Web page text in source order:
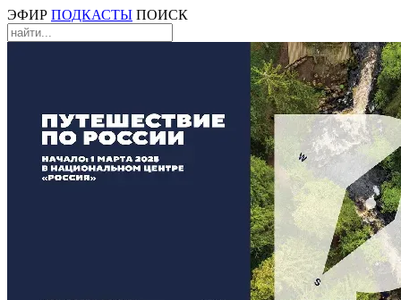
ЭФИР ПОДКАСТЫ ПОИСК